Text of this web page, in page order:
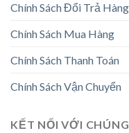
Chính Sách Đổi Trả Hàng
Chính Sách Mua Hàng
Chính Sách Thanh Toán
Chính Sách Vận Chuyển
KẾT NỐI VỚI